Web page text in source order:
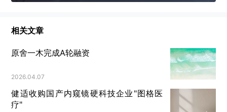
相关文章
原舍一木完成A轮融资
2026.04.07
健适收购国产内窥镜硬科技企业"图格医
疗"